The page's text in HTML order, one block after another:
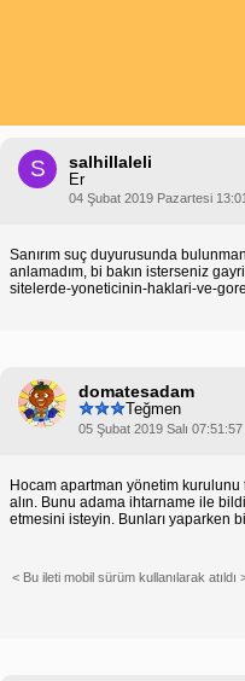
S salhillaleli
Er
04 Şubat 2019 Pazartesi
Sanırım suç duyurusunda
anlamadım, bi bakın isterseniz
sitelerde-yoneticinin-haklari-ve-
domatesadam
Teğmen
05 Şubat 2019 Salı
Hocam apartman yönetim
alın. Bunu adama ihtarname ile
etmesini isteyin. Bunları yaparken
< Bu ileti mobil sürüm kullanılarak atıldı